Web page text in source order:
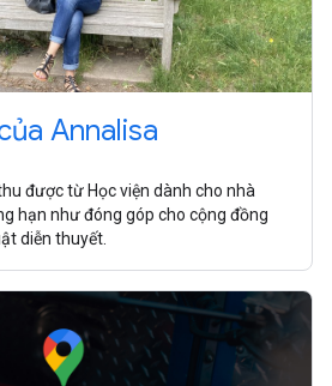
Annalisa
được từ Học viện dành cho nhà
hạn như đóng góp cho cộng đồng
diễn thuyết.